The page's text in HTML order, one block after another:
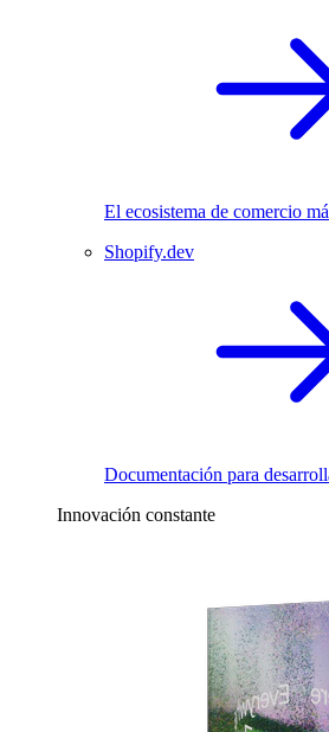
El ecosistema de comercio
Shopify.dev
Documentación para
Innovación constante